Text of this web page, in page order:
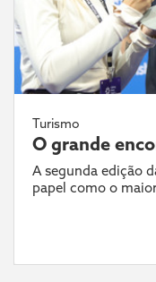
Turismo
O grande
A segunda edição
papel como o